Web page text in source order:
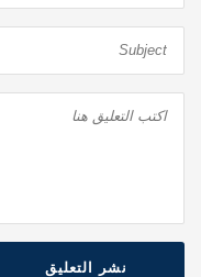
نشر التعليق